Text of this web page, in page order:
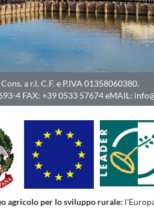
Cons. a r.l. C.F. e P.IVA 01358060380.
4 FAX: +39 0533 57674eMAIL:
agricolo per lo sviluppo rurale: